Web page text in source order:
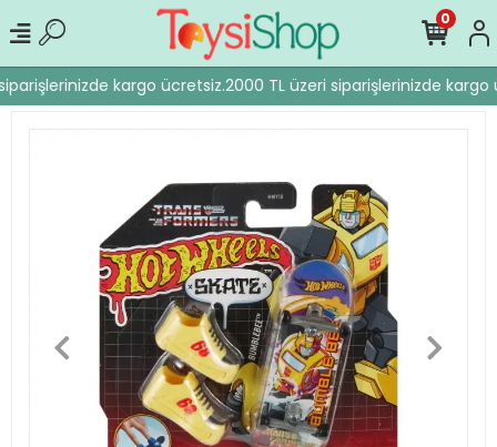
kargo ücretsiz.2000 TL üzeri siparişlerinizde kargo
0